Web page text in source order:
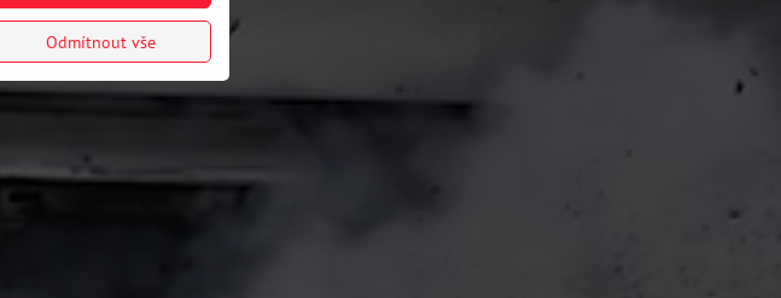
Odmítnout vše